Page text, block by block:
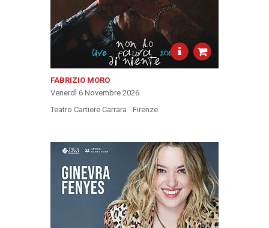
FABRIZIO MORO
Venerdì 6 Novembre 2026
Teatro Cartiere Carrara
Firenze